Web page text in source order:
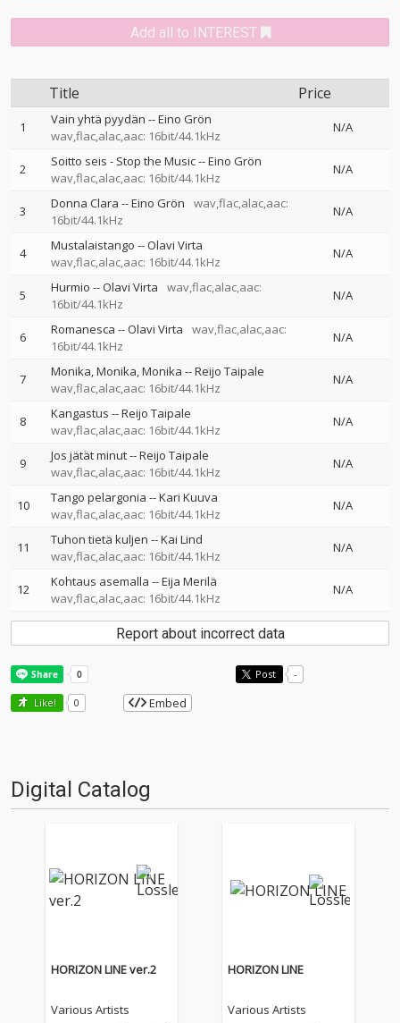
Add all to INTEREST
Title Price
1 Vain yhtä pyydän --Eino Grön
wav,flac,alac,aac: 16bit/44.1kHz
N/A
2 Soitto seis - Stop the Music--Eino Grön
wav,flac,alac,aac: 16bit/44.1kHz
N/A
3 Donna Clara --Eino Grön
wav,flac,alac,aac:
16bit/44.1kHz
N/A
4 Mustalaistango --Olavi Virta
wav,flac,alac,aac: 16bit/44.1kHz
N/A
5 Hurmio --Olavi Virta
wav,flac,alac,aac:
16bit/44.1kHz
N/A
6 Romanesca --Olavi Virta
wav,flac,alac,aac:
16bit/44.1kHz
N/A
7 Monika, Monika, Monika --Reijo Taipale
wav,flac,alac,aac: 16bit/44.1kHz
N/A
8 Kangastus --Reijo Taipale
wav,flac,alac,aac: 16bit/44.1kHz
N/A
9 Jos jätät minut--Reijo Taipale
wav,flac,alac,aac: 16bit/44.1kHz
N/A
10 Tango pelargonia --Kari Kuuva
wav,flac,alac,aac: 16bit/44.1kHz
N/A
11 Tuhon tietä kuljen --Kai Lind
wav,flac,alac,aac: 16bit/44.1kHz
N/A
12 Kohtaus asemalla --Eija Merilä
wav,flac,alac,aac: 16bit/44.1kHz
N/A
Report about incorrect data
Post -
Like! 0 Embed
Digital Catalog
HORIZON LINE ver.2
Various Artists
HORIZON LINE
Various Artists